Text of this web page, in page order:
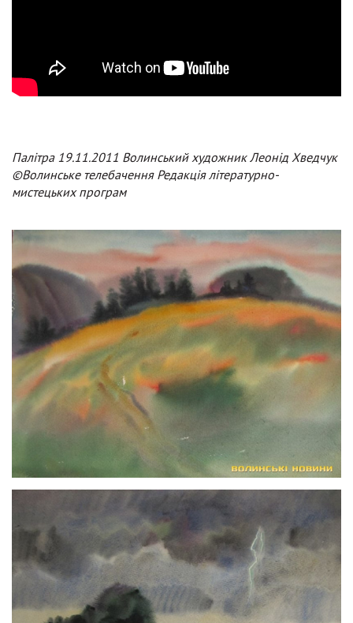
Палітра 19.11.2011 Волинський художник Леонід Хведчук
©Волинське телебачення Редакція літературно-
мистецьких програм